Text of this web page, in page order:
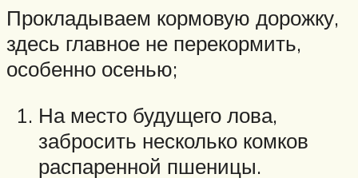
Прокладываем кормовую дорожку,
здесь главное не перекормить,
особенно осенью;
На место будущего лова,
забросить несколько комков
распаренной пшеницы.